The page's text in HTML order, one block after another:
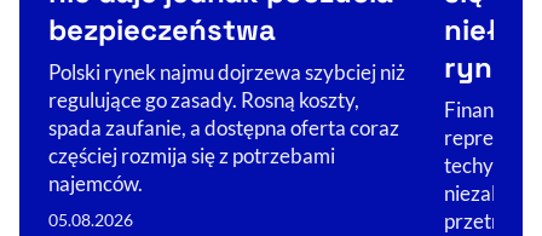
bezpieczeństwa
Polski rynek najmu dojrzewa szybciej niż
regulujące go zasady. Rosną koszty,
spada zaufanie, a dostępna oferta coraz
częściej rozmija się z potrzebami
najemców.
05.08.2026
rynku
techy
przetrwa?